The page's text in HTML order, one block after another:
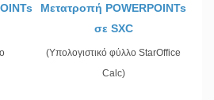
Μετατροπή POWERPOINTs
σε SXC
(Υπολογιστικό φύλλο StarOffice
Calc)